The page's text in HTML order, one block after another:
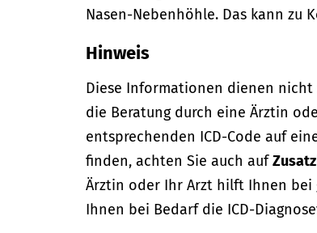
Nasen-Nebenhöhle. Das kann zu
Hinweis
Diese Informationen dienen
die Beratung durch eine Ärztin
entsprechenden ICD-Code auf
finden, achten Sie auch auf
Ärztin oder Ihr Arzt hilft Ihnen
Ihnen bei Bedarf die ICD-